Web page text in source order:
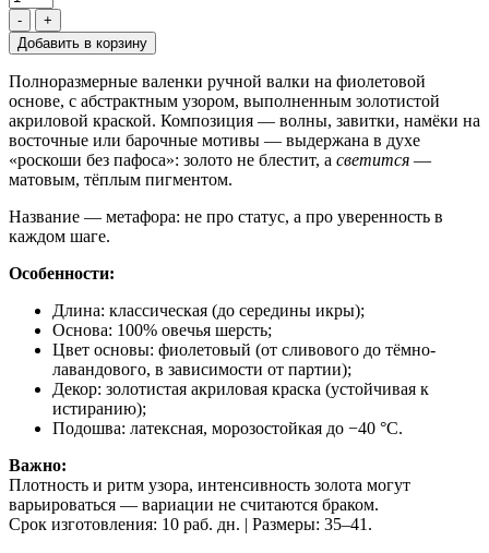
- +
Полноразмерные валенки ручной валки на фиолетовой
основе, с абстрактным узором, выполненным золотистой
акриловой краской. Композиция — волны, завитки, намёки на
восточные или барочные мотивы — выдержана в духе
«роскоши без пафоса»: золото не блестит, а светится —
матовым, тёплым пигментом.
Название — метафора: не про статус, а про уверенность в
каждом шаге.
Особенности:
Длина: классическая (до середины икры);
Основа: 100% овечья шерсть;
Цвет основы: фиолетовый (от сливового до тёмно-
лавандового, в зависимости от партии);
Декор: золотистая акриловая краска (устойчивая к
истиранию);
Подошва: латексная, морозостойкая до −40 °C.
Важно:
Плотность и ритм узора, интенсивность золота могут
варьироваться — вариации не считаются браком.
Срок изготовления: 10 раб. дн. | Размеры: 35–41.